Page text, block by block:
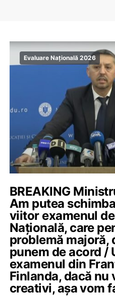
Evaluare Națională 2026
BREAKING
Am putea
viitor examenul
Națională, care
problemă majoră,
punem de acord /
examenul din
Finlanda, dacă nu
creativi, așa vom